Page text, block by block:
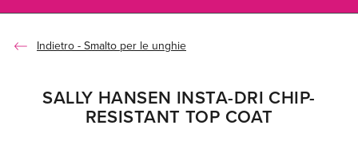
Smalto per le unghie
SALLY HANSEN INSTA-DRI CHIP-
RESISTANT TOP COAT